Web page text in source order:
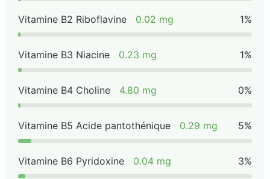
Vitamine B2 Riboflavine 0.02 mg 1%
Vitamine B3 Niacine 0.23 mg 1%
Vitamine B4 Choline 4.80 mg 0%
Vitamine B5 Acide pantothénique 0.29 mg 5%
Vitamine B6 Pyridoxine 0.04 mg 3%